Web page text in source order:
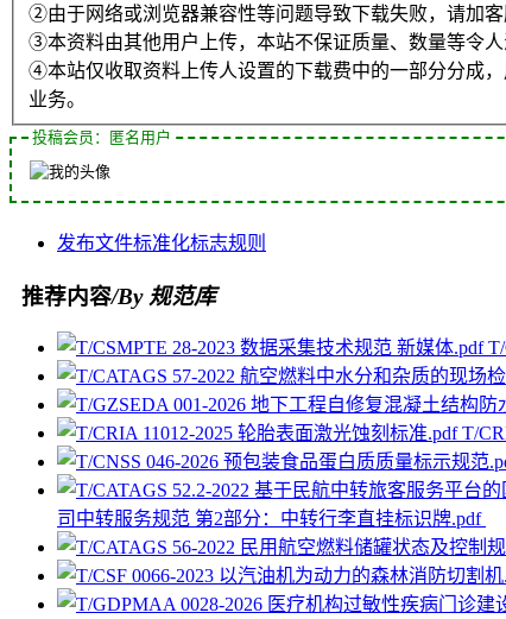
②由于网络或浏览器兼容性等问题导致下载失败，请加
③本资料由其他用户上传，本站不保证质量、数量等令
④本站仅收取资料上传人设置的下载费中的一部分分成
业务。
投稿会员：匿名用户
发布文件标准化标志规则
推荐内容/By 规范库
T/
司中转服务规范 第2部分：中转行李直挂标识牌.pdf